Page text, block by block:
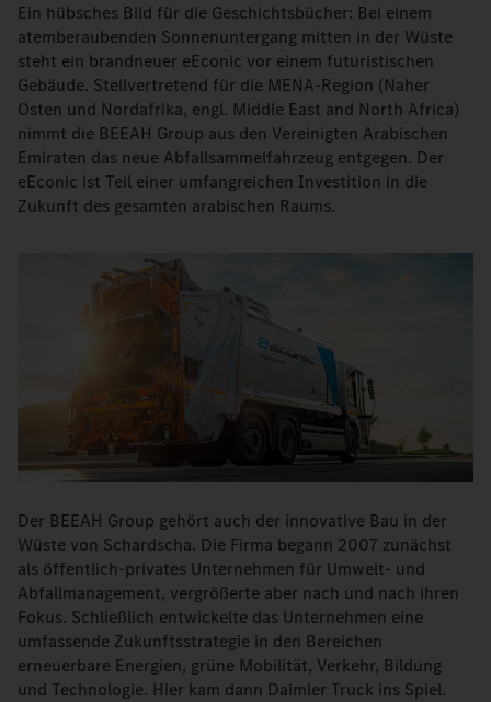
Ein hübsches Bild für die Geschichtsbücher: Bei einem
atemberaubenden Sonnenuntergang mitten in der Wüste
steht ein brandneuer eEconic vor einem futuristischen
Gebäude. Stellvertretend für die MENA-Region (Naher
Osten und Nordafrika, engl. Middle East and North Africa)
nimmt die BEEAH Group aus den Vereinigten Arabischen
Emiraten das neue Abfallsammelfahrzeug entgegen. Der
eEconic ist Teil einer umfangreichen Investition in die
Zukunft des gesamten arabischen Raums.
Der BEEAH Group gehört auch der innovative Bau in der
Wüste von Schardscha. Die Firma begann 2007 zunächst
als öffentlich-privates Unternehmen für Umwelt- und
Abfallmanagement, vergrößerte aber nach und nach ihren
Fokus. Schließlich entwickelte das Unternehmen eine
umfassende Zukunftsstrategie in den Bereichen
erneuerbare Energien, grüne Mobilität, Verkehr, Bildung
und Technologie. Hier kam dann Daimler Truck ins Spiel.